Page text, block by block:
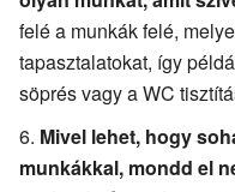
felé a munkák felé,
tapasztalatokat, így
söprés vagy a WC
Mivel lehet, hogy
munkákkal, mondd el